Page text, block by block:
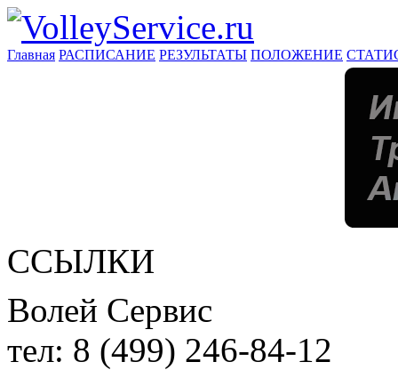
Главная РАСПИСАНИЕ РЕЗУЛЬТАТЫ ПОЛОЖЕНИЕ
ССЫЛКИ
Волей Сервис
тел: 8 (499) 246-84-12